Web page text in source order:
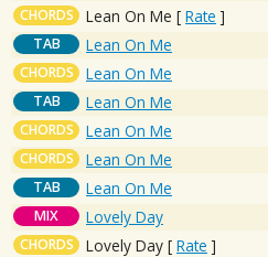
CHORDS Lean On Me [ Rate ]
TAB Lean On Me
CHORDS Lean On Me
TAB Lean On Me
CHORDS Lean On Me
CHORDS Lean On Me
TAB Lean On Me
MIX Lovely Day
CHORDS Lovely Day [ Rate ]